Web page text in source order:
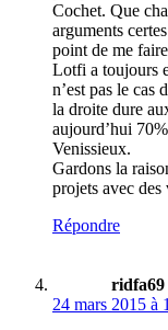
Cochet. Que
arguments
point de me
Lotfi a toujours
n’est pas le cas
la droite dure
aujourd’hui
Venissieux.
Gardons la
projets avec des
Répondre
ridfa69
24 mars 2015 à